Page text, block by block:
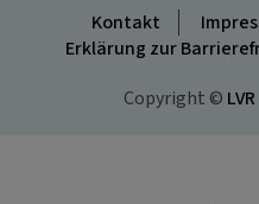
Kontakt
Erklärung zur
Copyright © LVR